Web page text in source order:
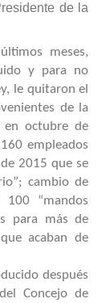
de la
meses,
y para no
le quitaron el
de la
en octubre de
empleados
2015 que se
cambio de
“mandos
para más de
acaban de
después
Concejo de